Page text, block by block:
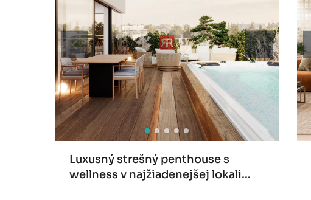
Luxusný strešný penthouse s
wellness v najžiadenejšej lokali...